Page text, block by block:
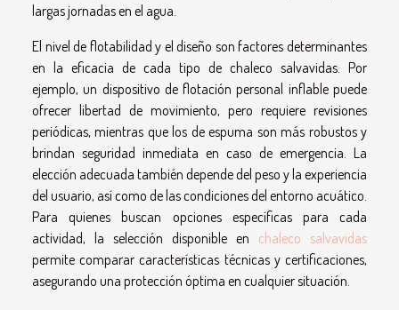
largas jornadas en el agua.
El nivel de flotabilidad y el diseño son factores determinantes
en la eficacia de cada tipo de chaleco salvavidas. Por
ejemplo, un dispositivo de flotación personal inflable puede
ofrecer libertad de movimiento, pero requiere revisiones
periódicas, mientras que los de espuma son más robustos y
brindan seguridad inmediata en caso de emergencia. La
elección adecuada también depende del peso y la experiencia
del usuario, así como de las condiciones del entorno acuático.
Para quienes buscan opciones específicas para cada
actividad, la selección disponible en chaleco salvavidas
permite comparar características técnicas y certificaciones,
asegurando una protección óptima en cualquier situación.